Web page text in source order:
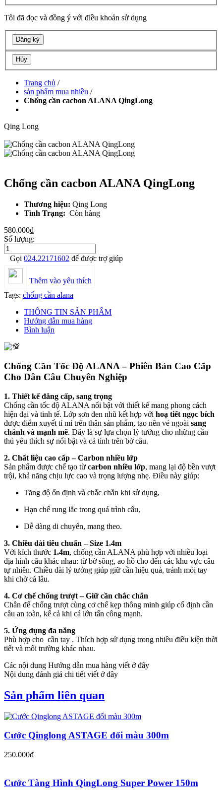
Tôi đã đọc và đồng ý với điều khoản sử dụng
Đăng ký
Hủy
Trang chủ /
sản phẩm mua nhiều /
Chống cần cacbon ALANA QingLong
Qing Long
Chống cần cacbon ALANA QingLong
Thương hiệu: Qing Long
Tình Trạng: Còn hàng
580.000₫
Số lượng:
Gọi 024.22171602 để được trợ giúp
Thêm vào yêu thích
Tags: chống cần alana
THÔNG TIN SẢN PHẨM
Hướng dẫn mua hàng
Bình luận
Chống Cần Tốc Độ ALANA – Phiên Bản Cao Cấp
Cho Dân Câu Chuyên Nghiệp
1. Thiết kế đẳng cấp, sang trọng
Chống cần tốc độ ALANA nổi bật với thiết kế mang phong cách
hiện đại và tinh tế. Lớp sơn đen nhũ kết hợp với hoạ tiết ngọc bích
được điểm xuyết tỉ mỉ trên thân sản phẩm, tạo nên vẻ ngoài sang
chảnh và mạnh mẽ. Đây là sự lựa chọn lý tưởng cho những cần
thủ yêu thích sự nổi bật và cá tính trên bờ câu.
2. Chất liệu cao cấp – Carbon nhiều lớp
Sản phẩm được chế tạo từ carbon nhiều lớp, mang lại độ bền vượt
trội, khả năng chịu lực cao và trọng lượng nhẹ. Điều này giúp:
Tăng độ ổn định và chắc chắn khi sử dụng,
Hạn chế rung lắc trong quá trình câu,
Dễ dàng di chuyển, mang theo.
3. Chiều dài tiêu chuẩn – Size 1.4m
Với kích thước 1.4m, chống cần ALANA phù hợp với nhiều loại
địa hình câu khác nhau: từ bờ sông, ao hồ cho đến các khu vực câu
tự nhiên. Chiều dài lý tưởng giúp giữ cần hiệu quả, tránh mỏi tay
khi chờ cá lâu.
4. Cơ chế chống trượt – Giữ cần chắc chắn
Chân đế chống trượt cùng cơ chế kẹp thông minh giúp cố định cần
câu an toàn, kể cả khi cá lớn tấn công mạnh.
5. Ứng dụng đa năng
Phù hợp cho cần tay . Thích hợp sử dụng trong nhiều điều kiện thời
tiết và môi trường khác nhau.
Các nội dung Hướng dẫn mua hàng viết ở đây
Nội dung đánh giá chi tiết viết ở đây
Sản phẩm liên quan
Cước Qinglong ASTAGE đổi màu 300m
250.000₫
Cước Tàng Hình QingLong Super Power 150m